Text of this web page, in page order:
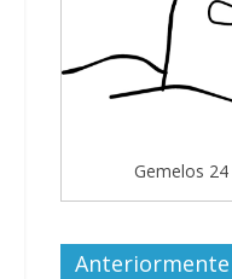
Gemelos